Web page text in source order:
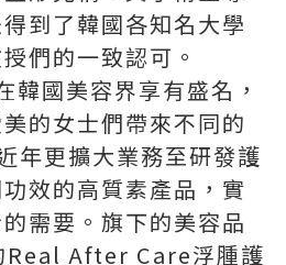
到了韓國各知名大學
們的一致認可。
國美容界享有盛名，
的女士們帶來不同的
年更擴大業務至研發護
效的高質素產品，實
需要。旗下的美容品
After Care浮腫護